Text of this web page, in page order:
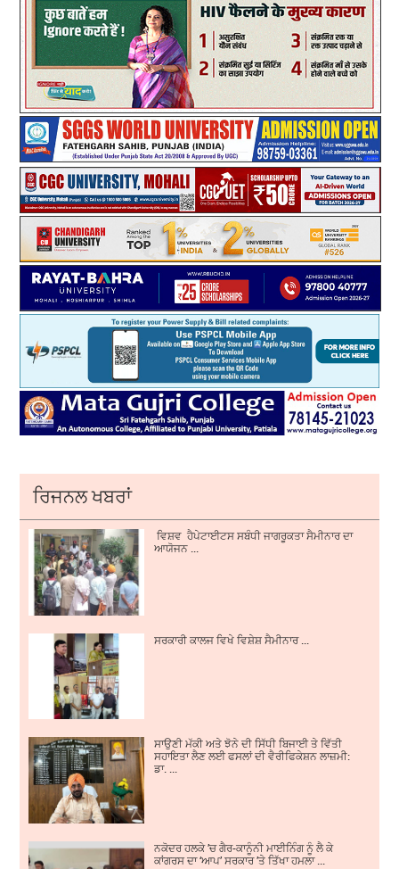
ਰਿਜਨਲ ਖਬਰਾਂ
ਵਿਸ਼ਵ ਹੈਪੇਟਾਈਟਸ ਸਬੰਧੀ ਜਾਗਰੂਕਤਾ ਸੈਮੀਨਾਰ ਦਾ
ਆਯੋਜਨ ...
ਸਰਕਾਰੀ ਕਾਲਜ ਵਿਖੇ ਵਿਸ਼ੇਸ਼ ਸੈਮੀਨਾਰ ...
ਸਾਉਣੀ ਮੱਕੀ ਅਤੇ ਝੋਨੇ ਦੀ ਸਿੱਧੀ ਬਿਜਾਈ ਤੇ ਵਿੱਤੀ
ਸਹਾਇਤਾ ਲੈਣ ਲਈ ਫਸਲਾਂ ਦੀ ਵੈਰੀਫਿਕੇਸ਼ਨ ਲਾਜ਼ਮੀ:
ਡਾ. ...
ਨਕੋਦਰ ਹਲਕੇ ’ਚ ਗੈਰ-ਕਾਨੂੰਨੀ ਮਾਈਨਿੰਗ ਨੂੰ ਲੈ ਕੇ
ਕਾਂਗਰਸ ਦਾ ‘ਆਪ’ ਸਰਕਾਰ ’ਤੇ ਤਿੱਖਾ ਹਮਲਾ ...